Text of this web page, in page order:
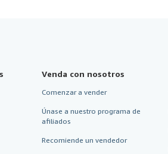
Venda con nosotros
Comenzar a vender
Únase a nuestro programa de
afiliados
Recomiende un vendedor